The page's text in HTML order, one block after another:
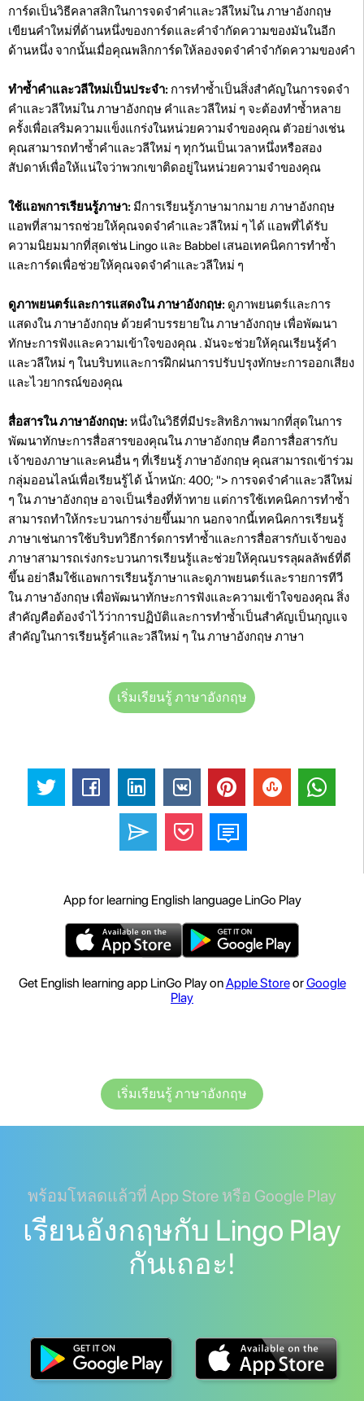
การ์ดเป็นวิธีคลาสสิกในการจดจำคำและวลีใหม่ใน ภาษาอังกฤษ
เขียนคำใหม่ที่ด้านหนึ่งของการ์ดและคำจำกัดความของมันในอีก
ด้านหนึ่ง จากนั้นเมื่อคุณพลิกการ์ดให้ลองจดจำคำจำกัดความของคำ
ทำซ้ำคำและวลีใหม่เป็นประจำ: การทำซ้ำเป็นสิ่งสำคัญในการจดจำ
คำและวลีใหม่ใน ภาษาอังกฤษ คำและวลีใหม่ ๆ จะต้องทำซ้ำหลาย
ครั้งเพื่อเสริมความแข็งแกร่งในหน่วยความจำของคุณ ตัวอย่างเช่น
คุณสามารถทำซ้ำคำและวลีใหม่ ๆ ทุกวันเป็นเวลาหนึ่งหรือสอง
สัปดาห์เพื่อให้แน่ใจว่าพวกเขาติดอยู่ในหน่วยความจำของคุณ
ใช้แอพการเรียนรู้ภาษา: มีการเรียนรู้ภาษามากมาย ภาษาอังกฤษ
แอพที่สามารถช่วยให้คุณจดจำคำและวลีใหม่ ๆ ได้ แอพที่ได้รับ
ความนิยมมากที่สุดเช่น Lingo และ Babbel เสนอเทคนิคการทำซ้ำ
และการ์ดเพื่อช่วยให้คุณจดจำคำและวลีใหม่ ๆ
ดูภาพยนตร์และการแสดงใน ภาษาอังกฤษ: ดูภาพยนตร์และการ
แสดงใน ภาษาอังกฤษ ด้วยคำบรรยายใน ภาษาอังกฤษ เพื่อพัฒนา
ทักษะการฟังและความเข้าใจของคุณ . มันจะช่วยให้คุณเรียนรู้คำ
และวลีใหม่ ๆ ในบริบทและการฝึกฝนการปรับปรุงทักษะการออกเสียง
และไวยากรณ์ของคุณ
สื่อสารใน ภาษาอังกฤษ:หนึ่งในวิธีที่มีประสิทธิภาพมากที่สุดในการ
พัฒนาทักษะการสื่อสารของคุณใน ภาษาอังกฤษ คือการสื่อสารกับ
เจ้าของภาษาและคนอื่น ๆ ที่เรียนรู้ ภาษาอังกฤษ คุณสามารถเข้าร่วม
กลุ่มออนไลน์เพื่อเรียนรู้ได้ น้ำหนัก: 400; "> การจดจำคำและวลีใหม่
ๆ ใน ภาษาอังกฤษ อาจเป็นเรื่องที่ท้าทาย แต่การใช้เทคนิคการทำซ้ำ
สามารถทำให้กระบวนการง่ายขึ้นมาก นอกจากนี้เทคนิคการเรียนรู้
ภาษาเช่นการใช้บริบทวิธีการ์ดการทำซ้ำและการสื่อสารกับเจ้าของ
ภาษาสามารถเร่งกระบวนการเรียนรู้และช่วยให้คุณบรรลุผลลัพธ์ที่ดี
ขึ้น อย่าลืมใช้แอพการเรียนรู้ภาษาและดูภาพยนตร์และรายการทีวี
ใน ภาษาอังกฤษ เพื่อพัฒนาทักษะการฟังและความเข้าใจของคุณ สิ่ง
สำคัญคือต้องจำไว้ว่าการปฏิบัติและการทำซ้ำเป็นสำคัญเป็นกุญแจ
สำคัญในการเรียนรู้คำและวลีใหม่ ๆ ใน ภาษาอังกฤษ ภาษา
เริ่มเรียนรู้ ภาษาอังกฤษ
App for learning English language LinGo Play
Get English learning app LinGo Play onApple StoreorGoogle
Play
เริ่มเรียนรู้ ภาษาอังกฤษ
พร้อมโหลดแล้วที่ App Store หรือ Google Play
เรียนอังกฤษกับ Lingo Play
กันเถอะ!